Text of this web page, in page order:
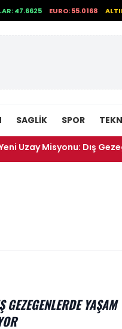
47.6625 EURO: 55.0168
SAGLIK SPOR
Misyonu: Dış
YAŞAM